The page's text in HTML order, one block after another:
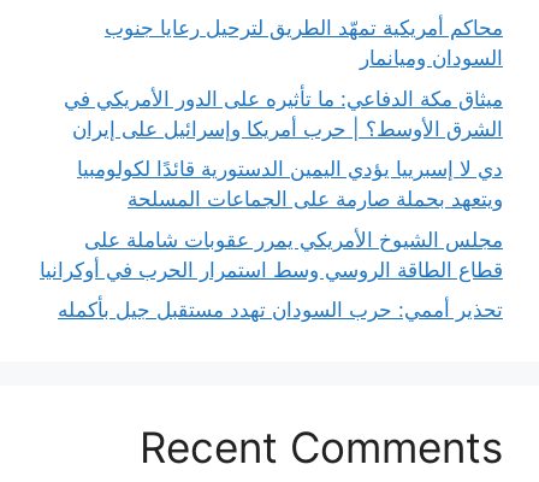
محاكم أمريكية تمهّد الطريق لترحيل رعايا جنوب
السودان وميانمار
ميثاق مكة الدفاعي: ما تأثيره على الدور الأمريكي في
الشرق الأوسط؟ | حرب أمريكا وإسرائيل على إيران
دي لا إسبرييا يؤدي اليمين الدستورية قائدًا لكولومبيا
ويتعهد بحملة صارمة على الجماعات المسلحة
مجلس الشيوخ الأمريكي يمرر عقوبات شاملة على
قطاع الطاقة الروسي وسط استمرار الحرب في أوكرانيا
تحذير أممي: حرب السودان تهدد مستقبل جيل بأكمله
Recent Comments